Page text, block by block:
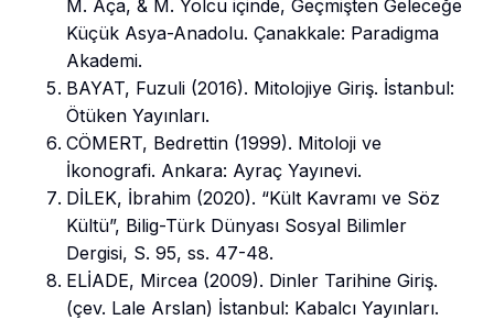
M. Aça, & M. Yolcu içinde, Geçmişten Geleceğe
Küçük Asya-Anadolu. Çanakkale: Paradigma
Akademi.
BAYAT, Fuzuli (2016). Mitolojiye Giriş. İstanbul:
Ötüken Yayınları.
CÖMERT, Bedrettin (1999). Mitoloji ve
İkonografi. Ankara: Ayraç Yayınevi.
DİLEK, İbrahim (2020). “Kült Kavramı ve Söz
Kültü”, Bilig-Türk Dünyası Sosyal Bilimler
Dergisi, S. 95, ss. 47-48.
ELİADE, Mircea (2009). Dinler Tarihine Giriş.
(çev. Lale Arslan) İstanbul: Kabalcı Yayınları.